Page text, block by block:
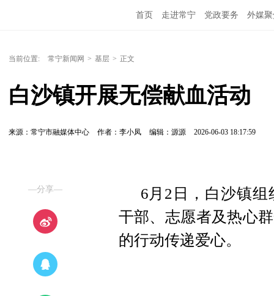
首页 走进常宁 党政要务 外媒
当前位置: 常宁新闻网 > 基层 > 正文
白沙镇开展无偿献血活动
来源：常宁市融媒体中心 作者：李小凤 编辑：源源 2026-06-03 18:17:59
—分享—
6月2日，白沙镇
干部、志愿者及热心
的行动传递爱心。